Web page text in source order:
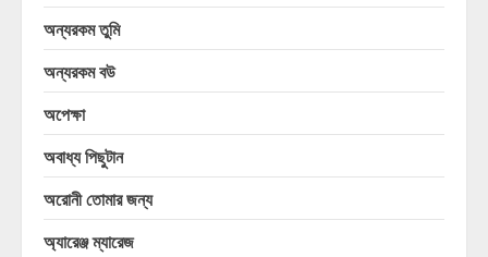
অন্যরকম তুমি
অন্যরকম বউ
অপেক্ষা
অবাধ্য পিছুটান
অরোনী তোমার জন্য
অ্যারেঞ্জ ম্যারেজ